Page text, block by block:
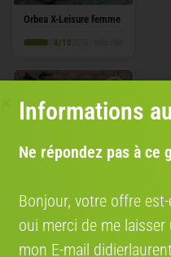
Orbea X-Leisure femme
8/10
Diamant Saphire femme
Informations
Ne répondez pas à ce
Bonjour, votre offre
oui merci de me
mon E-mail